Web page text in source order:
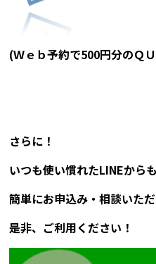
(Ｗｅｂ予約で500円分のＱ
さらに！
いつも使い慣れたLINEからも
簡単にお申込み・相談いた
是非、ご利用ください！